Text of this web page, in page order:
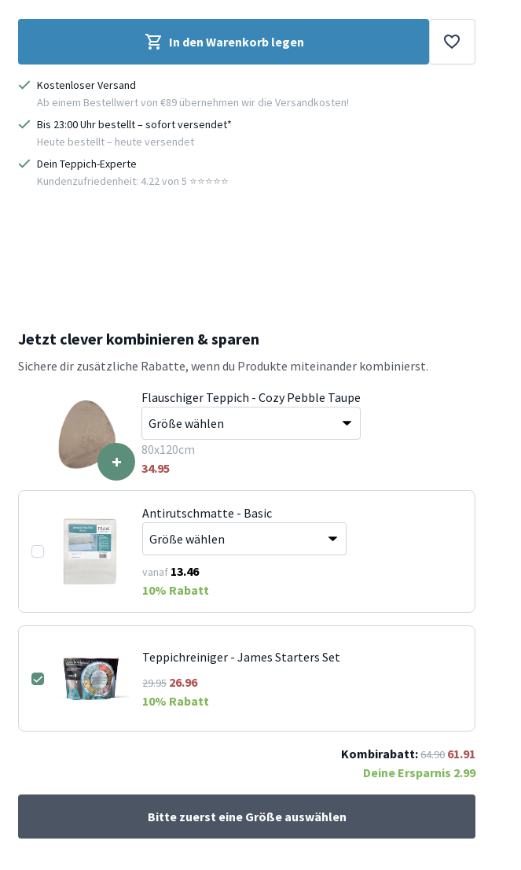
In den Warenkorb legen
Kostenloser Versand
Ab einem Bestellwert von €89 übernehmen wir die Versandkosten!
Bis 23:00 Uhr bestellt – sofort versendet*
Heute bestellt – heute versendet
Dein Teppich-Experte
Kundenzufriedenheit: 4.22 von 5 ⭐️⭐️⭐️⭐️⭐️
Jetzt clever kombinieren & sparen
Sichere dir zusätzliche Rabatte, wenn du Produkte miteinander kombinierst.
+
Flauschiger Teppich - Cozy Pebble Taupe
80x120cm
34.95
Antirutschmatte - Basic
vanaf 13.46
10% Rabatt
Teppichreiniger - James Starters Set
29.95 26.96
10% Rabatt
Kombirabatt:64.90 61.91
Deine Ersparnis 2.99
Bitte zuerst eine Größe auswählen